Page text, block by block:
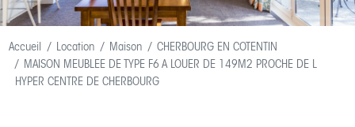
Accueil Location Maison
CHERBOURG EN COTENTIN
MAISON MEUBLEE DE TYPE F6 A LOUER DE 149M2 PROCHE DE L
HYPER CENTRE DE CHERBOURG